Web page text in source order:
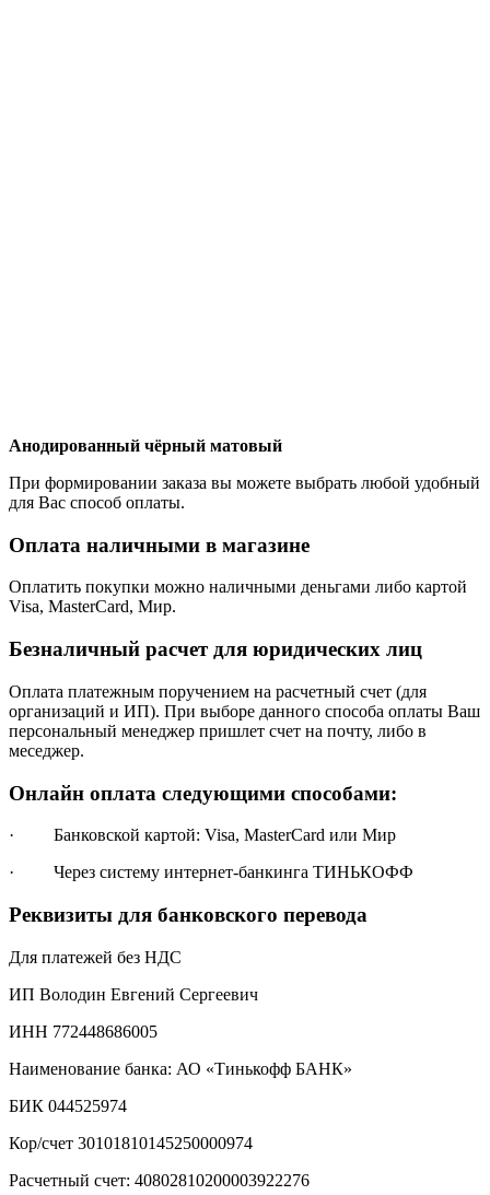
Анодированный чёрный матовый
При формировании заказа вы можете выбрать любой удобный
для Вас способ оплаты.
Оплата наличными в магазине
Оплатить покупки можно наличными деньгами либо картой
Visa, MasterCard, Мир.
Безналичный расчет для юридических лиц
Оплата платежным поручением на расчетный счет (для
организаций и ИП). При выборе данного способа оплаты Ваш
персональный менеджер пришлет счет на почту, либо в
меседжер.
Онлайн оплата следующими способами:
· Банковской картой: Visa, MasterCard или Мир
· Через систему интернет-банкинга ТИНЬКОФФ
Реквизиты для банковского перевода
Для платежей без НДС
ИП Володин Евгений Сергеевич
ИНН 772448686005
Наименование банка: АО «Тинькофф БАНК»
БИК 044525974
Кор/счет 30101810145250000974
Расчетный счет: 40802810200003922276